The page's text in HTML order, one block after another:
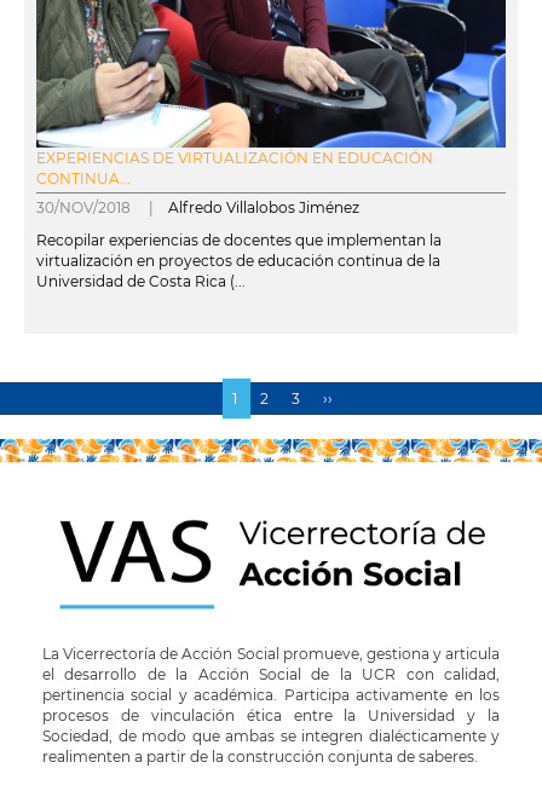
EXPERIENCIAS DE VIRTUALIZACIÓN EN EDUCACIÓN
CONTINUA...
30/NOV/2018 | Alfredo Villalobos Jiménez
Recopilar experiencias de docentes que implementan la
virtualización en proyectos de educación continua de la
Universidad de Costa Rica (...
Página
actual
1 Page
2 Page
3
Siguiente
página
››
La Vicerrectoría de Acción Social promueve, gestiona y articula
el desarrollo de la Acción Social de la UCR con calidad,
pertinencia social y académica. Participa activamente en los
procesos de vinculación ética entre la Universidad y la
Sociedad, de modo que ambas se integren dialécticamente y
realimenten a partir de la construcción conjunta de saberes.